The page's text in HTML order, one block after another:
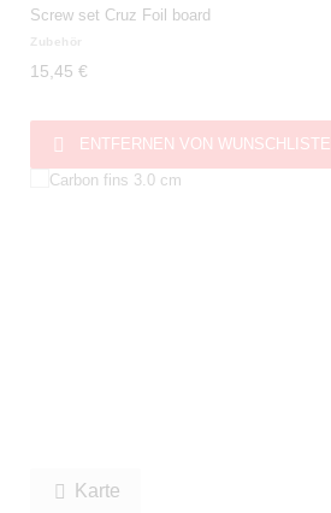
Screw set Cruz Foil board
Zubehör
15,45 €
 ENTFERNEN VON WUNSCHLISTE
 Karte